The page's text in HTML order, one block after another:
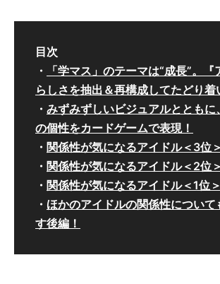
目次
・
「学マス」のテーマは“成長”。『
らしさを抽出＆再構成してたどり着
・ みずみずしいビジュアルとともに
の個性をカードゲームで表現！
・ 関係性が気になるアイドル＜3位＞
・ 関係性が気になるアイドル＜2位＞
・ 関係性が気になるアイドル＜1位＞
・ ほかのアイドルの関係性について
す後編！